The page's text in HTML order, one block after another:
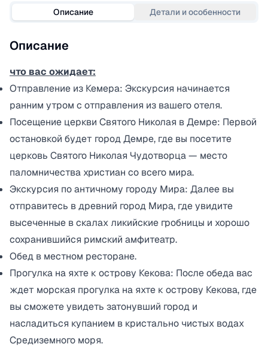
Описание Детали и особенности
Описание
что вас ожидает:
Отправление из Кемера: Экскурсия начинается
ранним утром с отправления из вашего отеля.
Посещение церкви Святого Николая в Демре: Первой
остановкой будет город Демре, где вы посетите
церковь Святого Николая Чудотворца — место
паломничества христиан со всего мира.
Экскурсия по античному городу Мира: Далее вы
отправитесь в древний город Мира, где увидите
высеченные в скалах ликийские гробницы и хорошо
сохранившийся римский амфитеатр.
Обед в местном ресторане.
Прогулка на яхте к острову Кекова: После обеда вас
ждет морская прогулка на яхте к острову Кекова, где
вы сможете увидеть затонувший город и
насладиться купанием в кристально чистых водах
Средиземного моря.